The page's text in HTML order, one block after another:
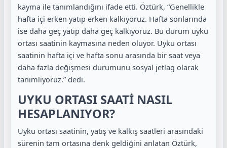
kayma ile tanımlandığını ifade etti. Öztürk, “Genellikle
hafta içi erken yatıp erken kalkıyoruz. Hafta sonlarında
ise daha geç yatıp daha geç kalkıyoruz. Bu durum uyku
ortası saatinin kaymasına neden oluyor. Uyku ortası
saatinin hafta içi ve hafta sonu arasında bir saat veya
daha fazla değişmesi durumunu sosyal jetlag olarak
tanımlıyoruz.” dedi.
UYKU ORTASI SAATİ NASIL
HESAPLANIYOR?
Uyku ortası saatinin, yatış ve kalkış saatleri arasındaki
sürenin tam ortasına denk geldiğini anlatan Öztürk,